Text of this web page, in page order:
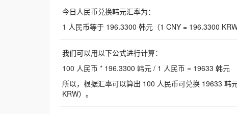
今日人民币兑换韩元汇率为：
1 人民币等于 196.3300 韩元（1 CNY = 196.3300
我们可以用以下公式进行计算：
100 人民币 * 196.3300 韩元 / 1 人民币 = 19633 韩元
所以，根据汇率可以算出 100 人民币可兑换 19633
KRW）。